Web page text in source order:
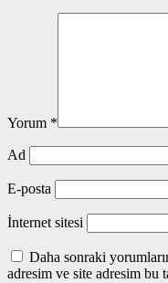
Yorum *
Ad
E-posta
İnternet sitesi
Daha sonraki
adresim ve site adresim bu